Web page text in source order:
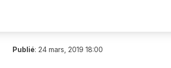
Publié: 24 mars, 2019 18:00